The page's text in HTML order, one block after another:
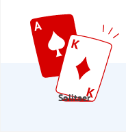
Solitaer